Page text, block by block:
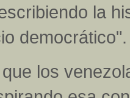
la
democrático".
los